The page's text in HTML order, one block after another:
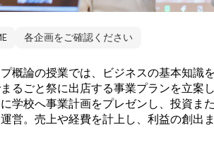
各企画をご確認ください
概論の授業では、ビジネスの基本知識を
るごと祭に出店する事業プランを立案し
学校へ事業計画をプレゼンし、投資また
営。売上や経費を計上し、利益の創出ま